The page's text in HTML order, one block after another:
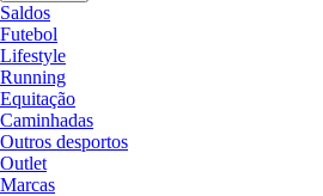
Saldos
Futebol
Lifestyle
Running
Equitação
Caminhadas
Outros desportos
Outlet
Marcas